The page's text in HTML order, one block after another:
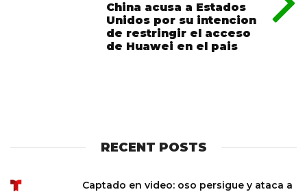
China acusa a Estados
Unidos por su intencion
de restringir el acceso
de Huawei en el pais
RECENT POSTS
Captado en video: oso persigue y ataca a